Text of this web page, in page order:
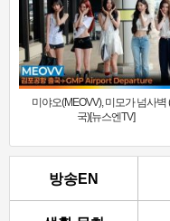
미야오(MEOVV), 미모가 넘사벽
국)[뉴스엔TV]
방송EN